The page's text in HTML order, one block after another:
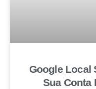
Google Local
Sua Conta